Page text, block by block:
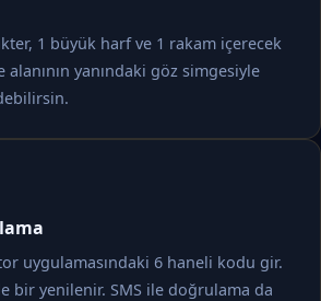
1 büyük harf ve 1 rakam içerecek
yanındaki göz simgesiyle
uygulamasındaki 6 haneli kodu gir.
bir yenilenir. SMS ile doğrulama da